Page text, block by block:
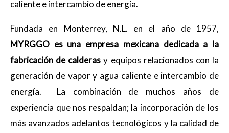
caliente e intercambio de energía.
Fundada en Monterrey, N.L. en el año de 1957,
MYRGGO es una empresa mexicana dedicada a la
fabricación de calderas y equipos relacionados con la
generación de vapor y agua caliente e intercambio de
energía. La combinación de muchos años de
experiencia que nos respaldan; la incorporación de los
más avanzados adelantos tecnológicos y la calidad de